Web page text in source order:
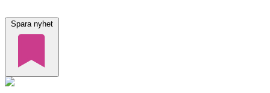
Spara nyhet